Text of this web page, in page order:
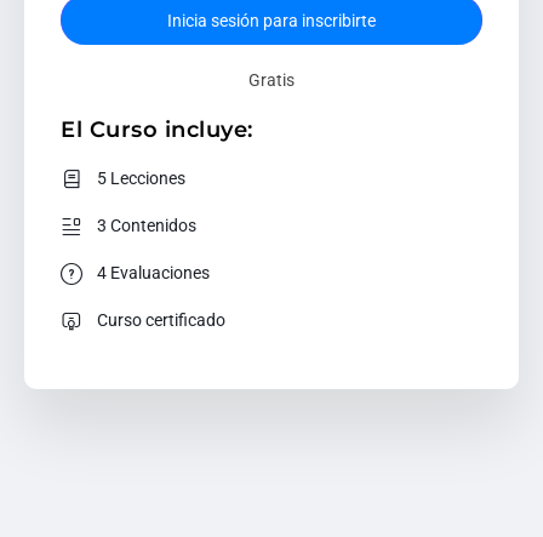
Inicia sesión para inscribirte
Gratis
El Curso incluye:
5 Lecciones
3 Contenidos
4 Evaluaciones
Curso certificado